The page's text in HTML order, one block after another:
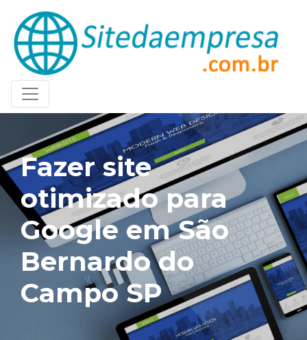
Fazer site
otimizado para
Google em São
Bernardo do
Campo SP